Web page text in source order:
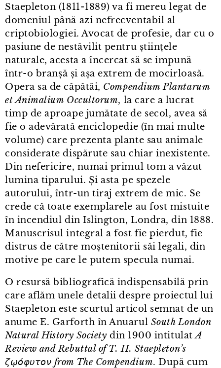
Staepleton (1811⁠-⁠1889) va fi mereu legat de
domeniul până azi nefrecventabil al
criptobiologiei. Avocat de profesie, dar cu o
pasiune de nestăvilit pentru științele
naturale, acesta a încercat să se impună
într⁠-⁠o branșă și așa extrem de mocirloasă.
Opera sa de căpătâi, Compendium Plantarum
et Animalium Occultorum, la care a lucrat
timp de aproape jumătate de secol, avea să
fie o adevărată enciclopedie (în mai multe
volume) care prezenta plante sau animale
considerate dispărute sau chiar inexistente.
Din nefericire, numai primul tom a văzut
lumina tiparului. Și asta pe spezele
autorului, într⁠-⁠un tiraj extrem de mic. Se
crede că toate exemplarele au fost mistuite
în incendiul din Islington, Londra, din 1888.
Manuscrisul integral a fost fie pierdut, fie
distrus de către moștenitorii săi legali, din
motive pe care le putem specula numai.
O resursă bibliografică indispensabilă prin
care aflăm unele detalii despre proiectul lui
Staepleton este scurtul articol semnat de un
anume E. Garforth în Anuarul South London
Natural History Society din 1900 intitulatA
Review and Rebuttal of T. H. Staepleton’s
ζῳόφυτον from The Compendium. După cum